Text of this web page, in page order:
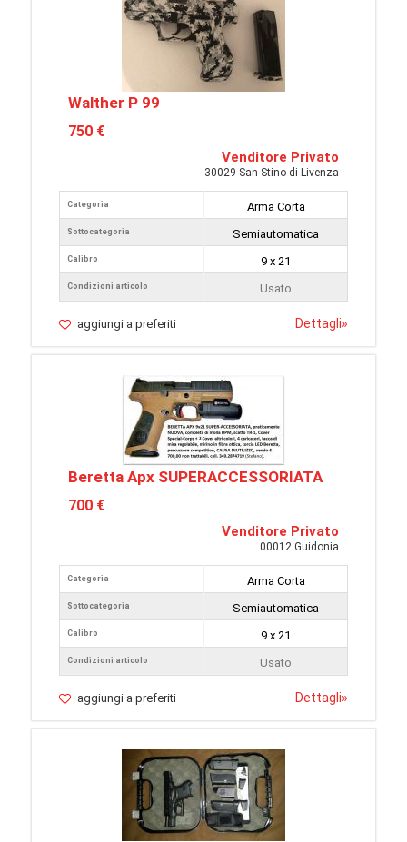
Walther P 99
750 €
Venditore Privato
30029 San Stino di Livenza
Categoria
Sottocategoria
Calibro
Condizioni articolo
Arma Corta
Semiautomatica
9 x 21
Usato
aggiungi a preferiti Dettagli»
Beretta Apx SUPERACCESSORIATA
700 €
Venditore Privato
00012 Guidonia
Categoria
Sottocategoria
Calibro
Condizioni articolo
Arma Corta
Semiautomatica
9 x 21
Usato
aggiungi a preferiti Dettagli»